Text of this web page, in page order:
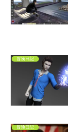
冒険日記
冒険日記